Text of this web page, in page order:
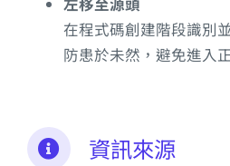
在程式碼創建階段識別
防患於未然，避免進入
資訊來源